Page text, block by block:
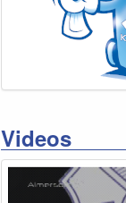
Videos